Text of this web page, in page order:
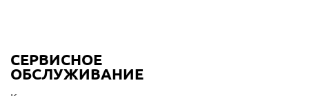
СЕРВИСНОЕ
ОБСЛУЖИВАНИЕ